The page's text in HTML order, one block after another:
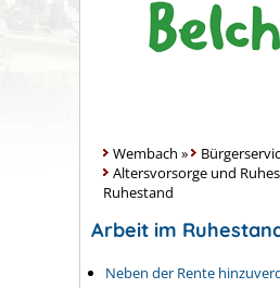
Wembach »
Altersvorsorge und
Ruhestand
Arbeit im
Neben der Rente